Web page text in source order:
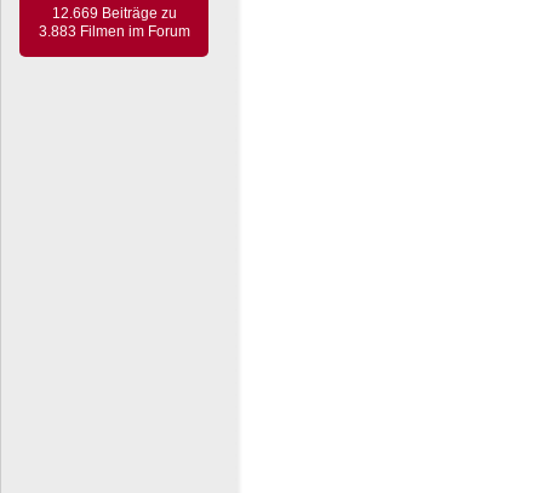
12.669 Beiträge zu
3.883 Filmen im Forum